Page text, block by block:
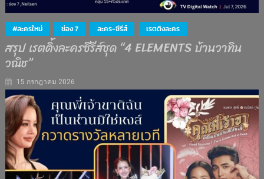
#ละครใหม่ ช่อง 7 ละคร-ซีรีส์ เรตติงละคร
สรุป เรตติ้งละครซีรีส์ชุด “4 ELEMENTS บ้านวาทิน
วณิช”
15 กรกฎาคม 2026